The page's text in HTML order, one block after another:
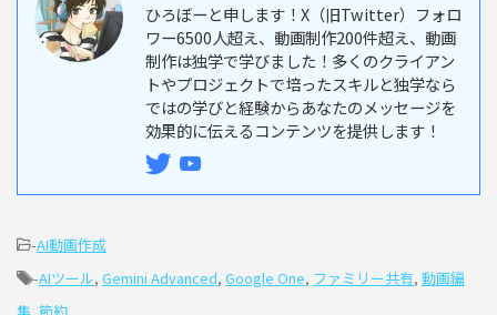
ひろぼーと申します！X（旧Twitter）フォロ
ワー6500人超え、動画制作200件超え、動画
制作は独学で学びました！多くのクライアン
トやプロジェクトで培ったスキルと独学なら
ではの学びと経験からあなたのメッセージを
効果的に伝えるコンテンツを提供します！
-AI動画作成
-AIツール, Gemini Advanced, Google One, ファミリー共有, 動画編